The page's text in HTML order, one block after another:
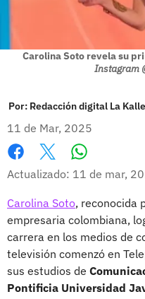
Carolina Soto revela su
Instagram
Por: Redacción digital La Kalle
11 de Mar, 2025
Facebook
X
Actualizado: 11 de mar,
Carolina Soto, reconocida
empresaria colombiana,
carrera en los medios de
televisión comenzó en
sus estudios de
Pontificia Universidad